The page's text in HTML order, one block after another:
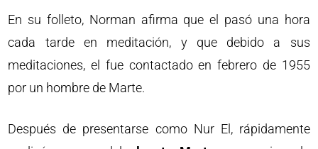
En su folleto, Norman afirma que el pasó una hora
cada tarde en meditación, y que debido a sus
meditaciones, el fue contactado en febrero de 1955
por un hombre de Marte.
Después de presentarse como Nur El, rápidamente